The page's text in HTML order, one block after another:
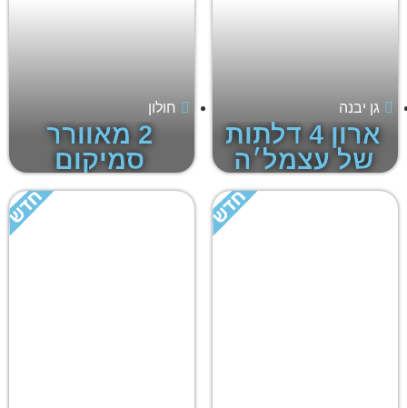
גן יבנה
ארון 4 דלתות
של עצמל׳ה
חולון
2 מאוורר
סמיקום